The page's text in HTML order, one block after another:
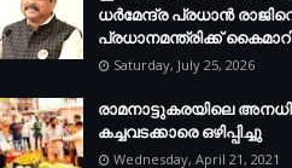
ധർമേന്ദ്ര പ്രധാൻ
പ്രധാനമന്ത്രിക്ക്
Saturday, July 25, 2026
രാമനാട്ടുകരയിലെ
കച്ചവടക്കാരെ ഒഴിപ്പിച്ചു
Wednesday, April 21, 2021